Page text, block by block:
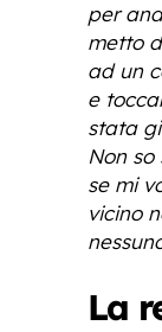
per
metto
ad un
e
stata
Non so
se mi
vicino
La